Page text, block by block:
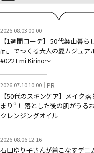
2026.08.03 00:00
【1週間コーデ】 50代葉山暮
品」でつくる大人の夏カジュア
#022 Emi Kirino～
2026.07.10 10:00 PR
【50代のスキンケア】メイク
まり“！ 落とした後の肌がうる
クレンジングオイル
2026.08.06 12:16
石田ゆり子さんが着こなすデニ